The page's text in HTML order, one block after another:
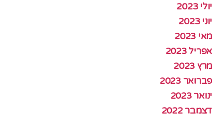
יולי 2023
יוני 2023
מאי 2023
אפריל 2023
מרץ 2023
פברואר 2023
ינואר 2023
דצמבר 2022